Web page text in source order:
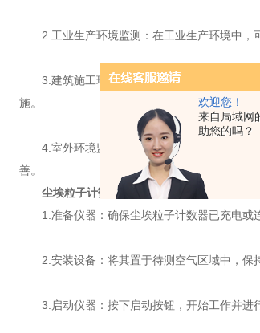
欢迎您！
来自局域网
助您的吗？
2.工业生产环境监测：在工业生产环境中，可
3.建筑施工现场监测：在建筑施工现场，可
施。
4.室外环境监测：还广泛应用于室外环境监
善。
尘埃粒子计数器
的操作方法通常较为简单
1.准备仪器：确保尘埃粒子计数器已充电或
2.安装设备：将其置于待测空气区域中，保持
3.启动仪器：按下启动按钮，开始工作并进行